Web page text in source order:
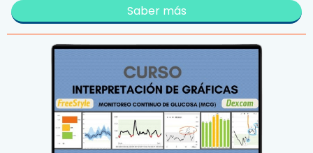
Saber más